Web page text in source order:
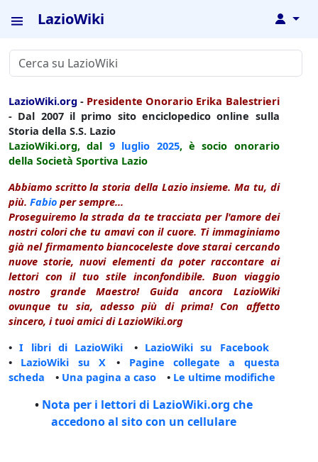
LazioWiki ↓
LazioWiki.org - Presidente Onorario Erika Balestrieri
- Dal 2007 il primo sito enciclopedico online sulla
Storia della S.S. Lazio
LazioWiki.org, dal 9 luglio 2025, è socio onorario
della Società Sportiva Lazio
Abbiamo scritto la storia della Lazio insieme. Ma tu, di
più. Fabio per sempre...
Proseguiremo la strada da te tracciata per l'amore dei
nostri colori che tu amavi con il cuore. Ti immaginiamo
già nel firmamento biancoceleste dove starai cercando
nuove storie, nuovi elementi da poter raccontare ai
lettori con il tuo stile inconfondibile. Buon viaggio
nostro grande Maestro! Guida ancora LazioWiki
ovunque tu sia, adesso più di prima! Con affetto
sincero, i tuoi amici di LazioWiki.org
•I libri di LazioWiki • LazioWiki su Facebook
• LazioWiki su X • Pagine collegate a questa
scheda • Una pagina a caso • Le ultime modifiche
• Nota per i lettori di LazioWiki.org che
accedono al sito con un cellulare